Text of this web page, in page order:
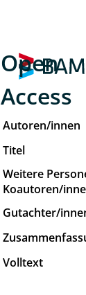
Open
Access
Autoren/innen
Titel
Weitere
Koautoren/
Gutachter/
Volltext